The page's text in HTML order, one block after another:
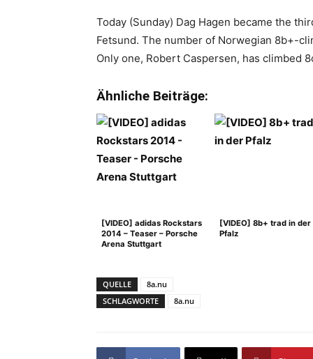
Today (Sunday) Dag Hagen became the
Fetsund. The number of Norwegian 8b+-
Only one, Robert Caspersen, has climbed
Ähnliche Beiträge:
[VIDEO] adidas Rockstars
2014 – Teaser – Porsche
Arena Stuttgart
[VIDEO] 8b+ trad in der
Pfalz
QUELLE
8a.nu
SCHLAGWORTE
8a.nu